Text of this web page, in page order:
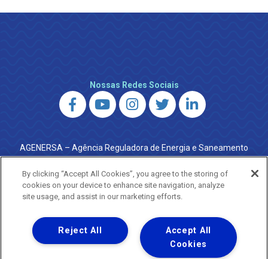
Nossas Redes Sociais
AGENERSA – Agência Reguladora de Energia e Saneamento
do Estado do Rio de Janeiro
0800 024 9040 · (21) 2332-6457 (WhatsApp) ·
ouvidoria@agenersa.rj.gov.br/ouvidoria.agenersa@gmail.com
·http://www.agenersa.rj.gov.br
Uma empresa
Copyright ® 2026 - Todos os Direitos Reservados.
By clicking “Accept All Cookies”, you agree to the storing of
cookies on your device to enhance site navigation, analyze
site usage, and assist in our marketing efforts.
Accept All
Cookies
Reject All